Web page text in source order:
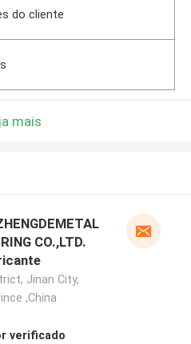
do cliente
mais
CO.,LTD.
Jinan City,
,China
verificado